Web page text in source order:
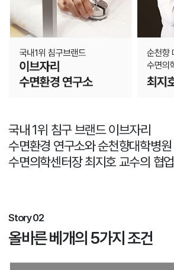
국내 1위 침구 브랜드 이브자리
수면환경 연구소와 순천향대학병원
수면의학센터장 최지호 교수의 협업
Story 02
올바른 베개의 5가지 조건